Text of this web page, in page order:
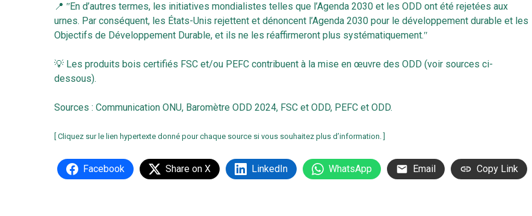
📍 ʺEn d’autres termes, les initiatives mondialistes telles que l’Agenda 2030 et les ODD ont été rejetées aux
urnes. Par conséquent, les États-Unis rejettent et dénoncent l’Agenda 2030 pour le développement durable et les
Objectifs de Développement Durable, et ils ne les réaffirmeront plus systématiquement.ʺ
💡 Les produits bois certifiés FSC et/ou PEFC contribuent à la mise en œuvre des ODD (voir sources ci-
dessous).
Sources : Communication ONU, Baromètre ODD 2024, FSC et ODD, PEFC et ODD.
[ Cliquez sur le lien hypertexte donné pour chaque source si vous souhaitez plus d’information. ]
Facebook Share on X LinkedIn WhatsApp Email Copy Link